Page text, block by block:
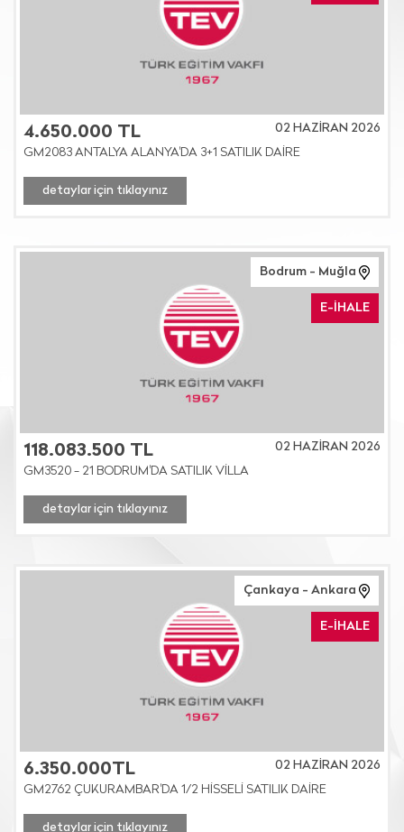
4.650.000 TL
02 HAZİRAN 2026
GM2083 ANTALYA ALANYA'DA 3+1 SATILIK DAİRE
detaylar için tıklayınız
Bodrum - Muğla
E-İHALE
118.083.500 TL
02 HAZİRAN 2026
GM3520 - 21 BODRUM'DA SATILIK VİLLA
detaylar için tıklayınız
Çankaya - Ankara
E-İHALE
6.350.000TL
02 HAZİRAN 2026
GM2762 ÇUKURAMBAR'DA 1/2 HİSSELİ SATILIK DAİRE
detaylar için tıklayınız